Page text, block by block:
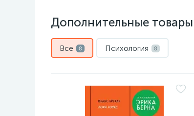
Дополнительные товары
Все 8 Психология 8